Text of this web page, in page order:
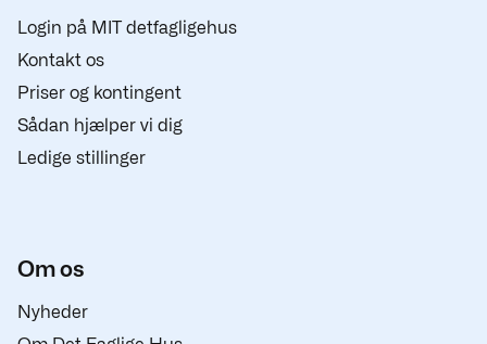
Login på MIT detfagligehus
Kontakt os
Priser og kontingent
Sådan hjælper vi dig
Ledige stillinger
Om os
Nyheder